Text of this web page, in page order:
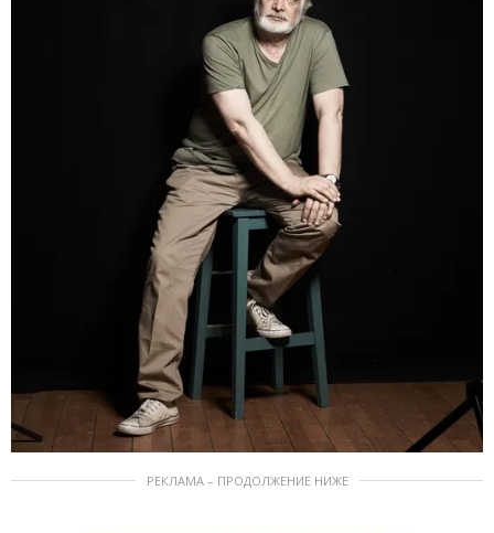
РЕКЛАМА – ПРОДОЛЖЕНИЕ НИЖЕ